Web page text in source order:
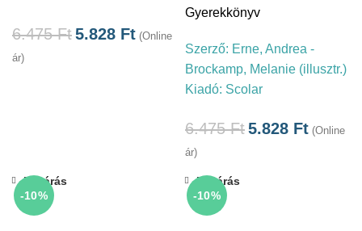
6.475Ft5.828 Ft (Online
ár)
Gyerekkönyv
Szerző: Erne, Andrea -
Brockamp, Melanie (illusztr.)
Kiadó: Scolar
6.475Ft5.828 Ft (Online
ár)
-10%
Bezárás
-10%
Bezárás